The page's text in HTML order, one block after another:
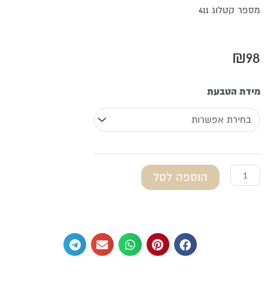
מספר קטלוג 411
₪98
מידת הטבעת
כמות
של
טבעת
טהור
הוספה לסל